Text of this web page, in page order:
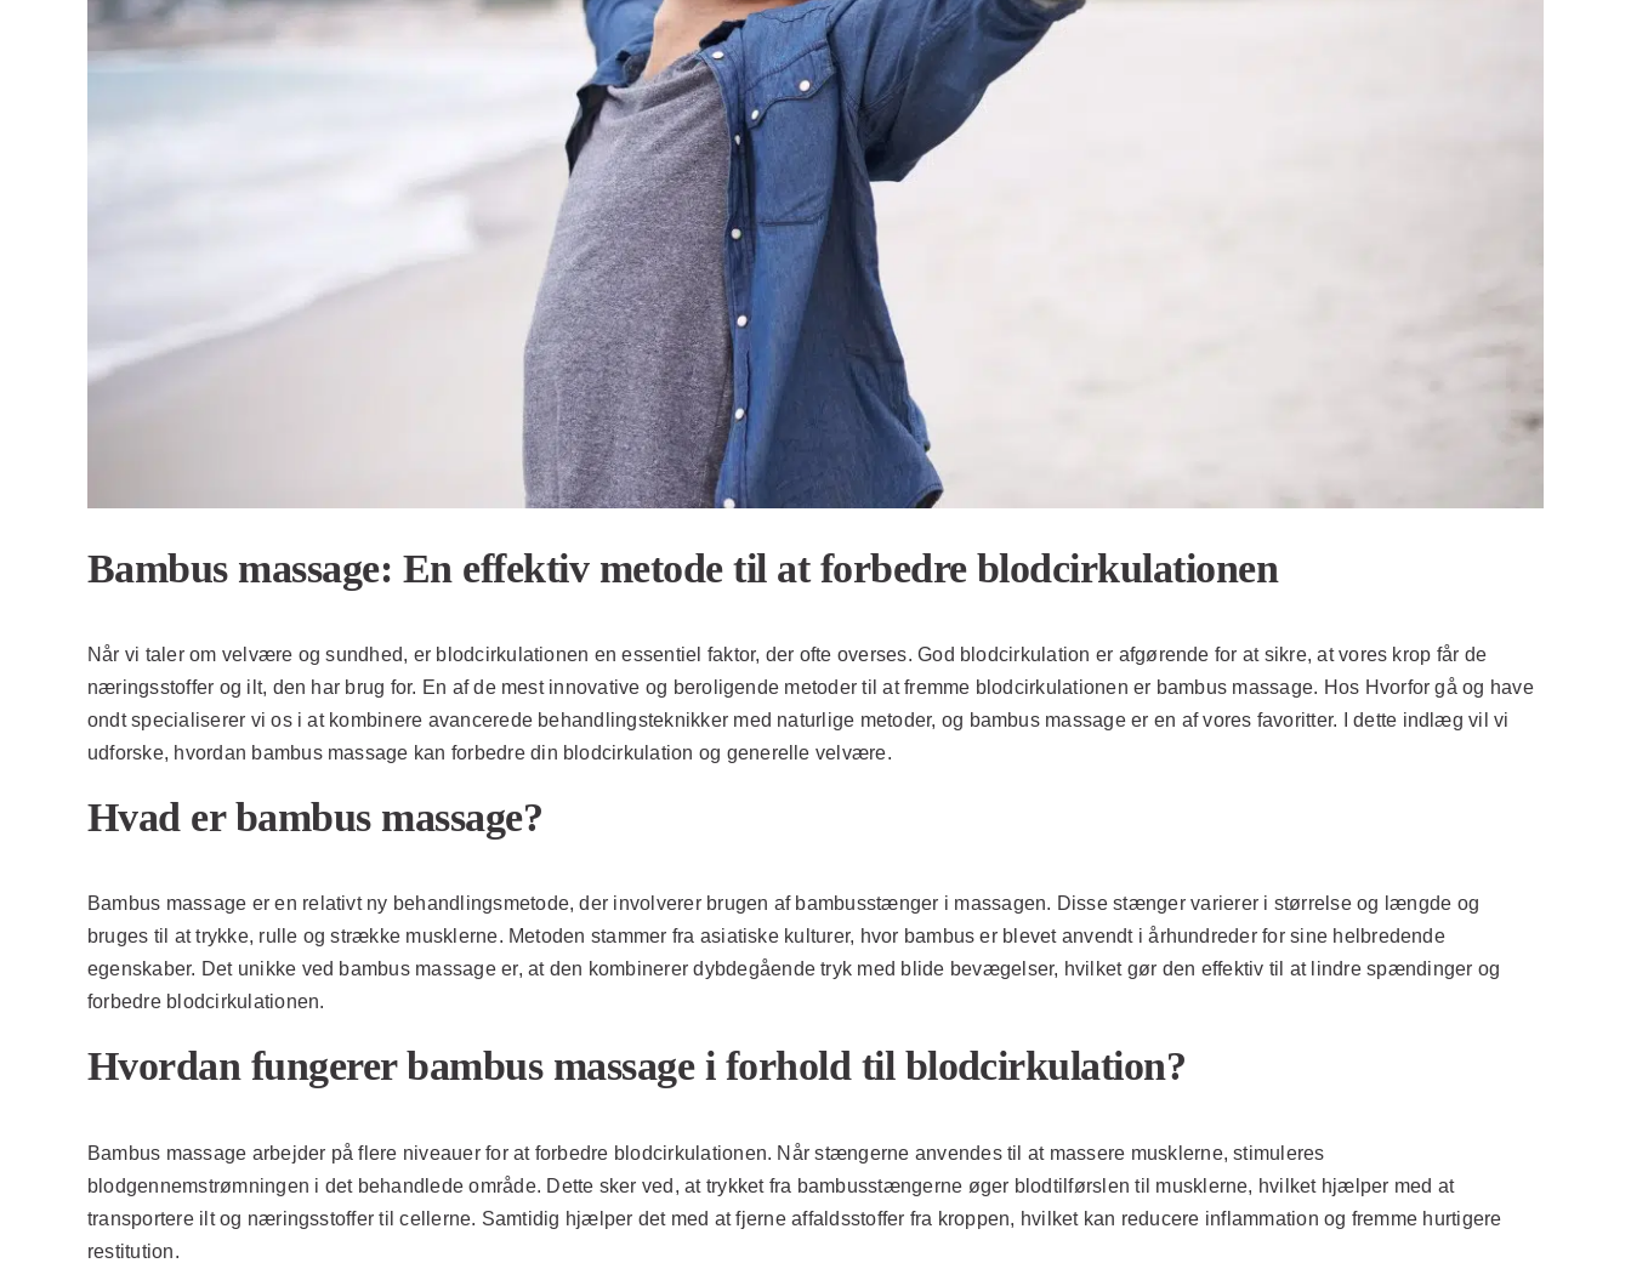
Bambus massage: En effektiv metode til at forbedre blodcirkulationen
Når vi taler om velvære og sundhed, er blodcirkulationen en essentiel faktor, der ofte overses. God blodcirkulation er afgørende for at sikre, at vores krop får de
næringsstoffer og ilt, den har brug for. En af de mest innovative og beroligende metoder til at fremme blodcirkulationen er bambus massage. Hos Hvorfor gå og have
ondt specialiserer vi os i at kombinere avancerede behandlingsteknikker med naturlige metoder, og bambus massage er en af vores favoritter. I dette indlæg vil vi
udforske, hvordan bambus massage kan forbedre din blodcirkulation og generelle velvære.
Hvad er bambus massage?
Bambus massage er en relativt ny behandlingsmetode, der involverer brugen af bambusstænger i massagen. Disse stænger varierer i størrelse og længde og
bruges til at trykke, rulle og strække musklerne. Metoden stammer fra asiatiske kulturer, hvor bambus er blevet anvendt i århundreder for sine helbredende
egenskaber. Det unikke ved bambus massage er, at den kombinerer dybdegående tryk med blide bevægelser, hvilket gør den effektiv til at lindre spændinger og
forbedre blodcirkulationen.
Hvordan fungerer bambus massage i forhold til blodcirkulation?
Bambus massage arbejder på flere niveauer for at forbedre blodcirkulationen. Når stængerne anvendes til at massere musklerne, stimuleres
blodgennemstrømningen i det behandlede område. Dette sker ved, at trykket fra bambusstængerne øger blodtilførslen til musklerne, hvilket hjælper med at
transportere ilt og næringsstoffer til cellerne. Samtidig hjælper det med at fjerne affaldsstoffer fra kroppen, hvilket kan reducere inflammation og fremme hurtigere
restitution.